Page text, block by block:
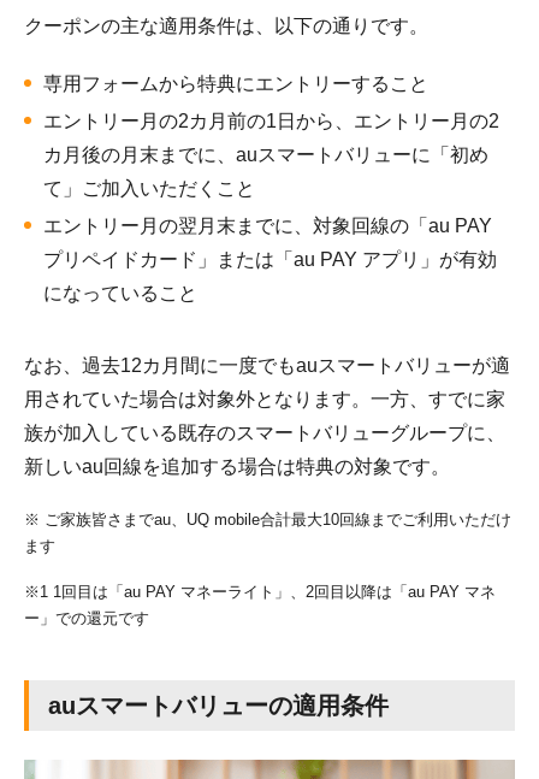
クーポンの主な適用条件は、以下の通りです。
専用フォームから特典にエントリーすること
エントリー月の2カ月前の1日から、エントリー月の2
カ月後の月末までに、auスマートバリューに「初め
て」ご加入いただくこと
エントリー月の翌月末までに、対象回線の「au PAY
プリペイドカード」または「au PAY アプリ」が有効
になっていること
なお、過去12カ月間に一度でもauスマートバリューが適
用されていた場合は対象外となります。一方、すでに家
族が加入している既存のスマートバリューグループに、
新しいau回線を追加する場合は特典の対象です。
※ ご家族皆さまでau、UQ mobile合計最大10回線までご利用いただけ
ます
※1 1回目は「au PAY マネーライト」、2回目以降は「au PAY マネ
ー」での還元です
auスマートバリューの適用条件